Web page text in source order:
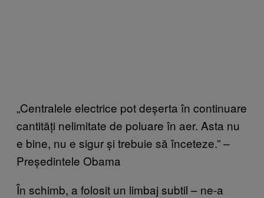
„Centralele electrice pot deșerta în continuare
cantități nelimitate de poluare în aer. Asta nu
e bine, nu e sigur și trebuie să înceteze.” –
Președintele Obama
În schimb, a folosit un limbaj subtil – ne-a